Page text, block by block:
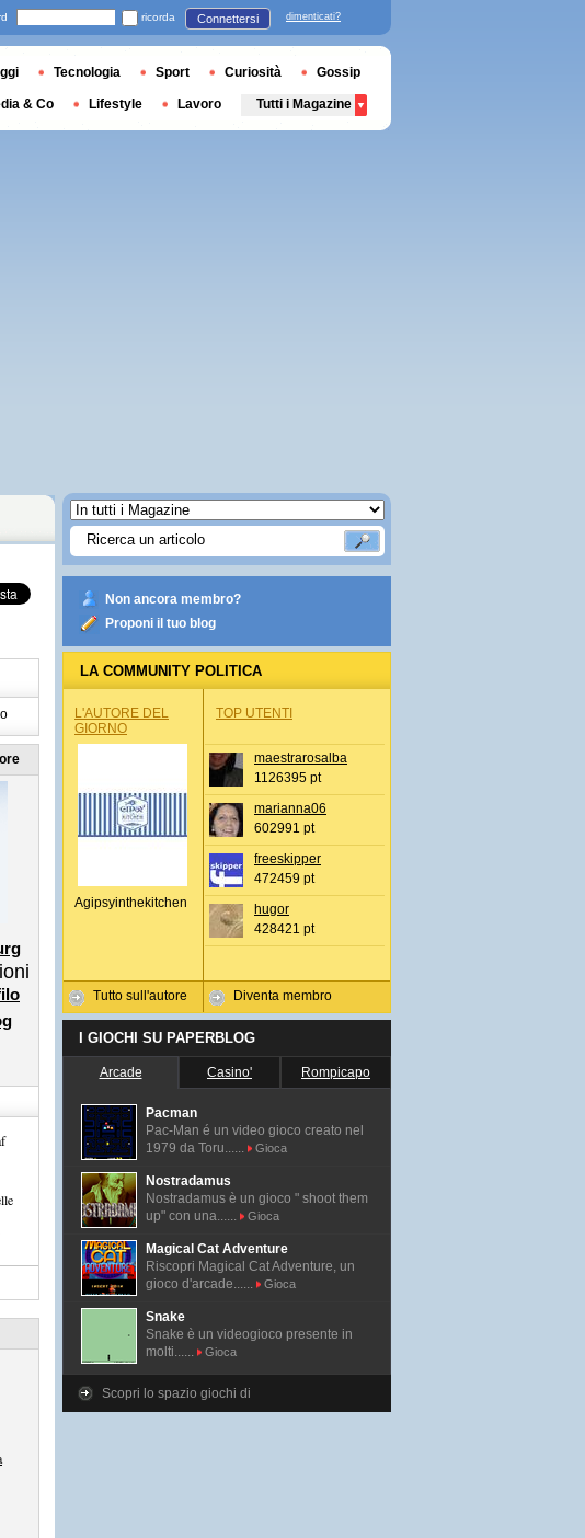
Non ancora membro?
Proponi il tuo blog
LA COMMUNITY POLITICA
L'AUTORE DEL
GIORNO
Agipsyinthekitchen
Tutto sull'autore
TOP UTENTI
maestrarosalba
1126395 pt
marianna06
602991 pt
freeskipper
472459 pt
hugor
428421 pt
Diventa membro
I GIOCHI SU PAPERBLOG
Arcade Casino' Rompicapo
Pacman
Pac-Man é un video gioco creato nel
1979 da Toru......
Gioca
Nostradamus
Nostradamus è un gioco " shoot them
up" con una......
Gioca
Magical Cat Adventure
Riscopri Magical Cat Adventure, un
gioco d'arcade......
Gioca
Snake
Snake è un videogioco presente in
molti......
Gioca
Scopri lo spazio giochi di
ricorda Connettersi dimenticati?
Tecnologia Sport Curiosità Gossip
& Co Lifestyle Lavoro Tutti i Magazine